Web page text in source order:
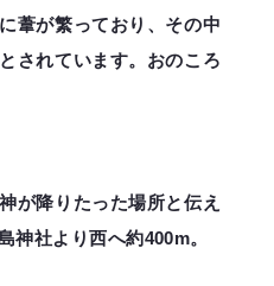
葦が繁っており、その中
されています。おのころ
が降りたった場所と伝え
神社より西へ約400m。